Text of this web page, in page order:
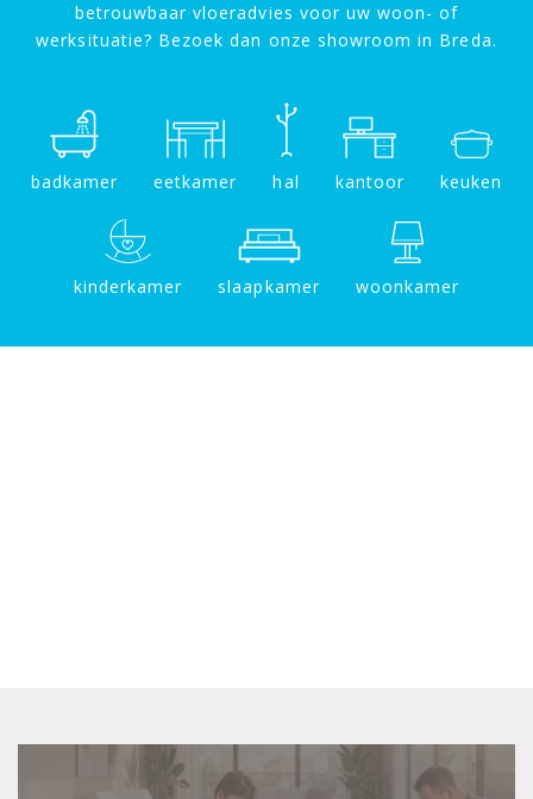
betrouwbaar vloeradvies voor uw woon- of
werksituatie? Bezoek dan onze showroom in Breda.
badkamer eetkamer hal kantoor keuken
kinderkamer slaapkamer woonkamer